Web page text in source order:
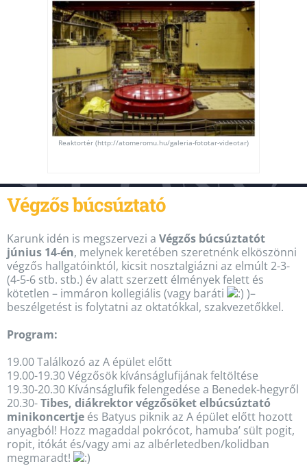
Reaktortér (http://atomeromu.hu/galeria-fototar-videotar)
Végzős búcsúztató
Karunk idén is megszervezi a Végzős búcsúztatót
június 14-én, melynek keretében szeretnénk elköszönni
végzős hallgatóinktól, kicsit nosztalgiázni az elmúlt 2-3-
(4-5-6 stb. stb.) év alatt szerzett élmények felett és
kötetlen – immáron kollegiális (vagy baráti
)–
beszélgetést is folytatni az oktatókkal, szakvezetőkkel.
Program:
19.00 Találkozó az A épület előtt
19.00-19.30 Végzősök kívánságlufijának feltöltése
19.30-20.30 Kívánságlufik felengedése a Benedek-hegyről
20.30-Tibes, diákrektor végzősöket elbúcsúztató
minikoncertje és Batyus piknik az A épület előtt hozott
anyagból! Hozz magaddal pokrócot, hamuba’ sült pogit,
ropit, itókát és/vagy ami az albérletedben/kolidban
megmaradt!